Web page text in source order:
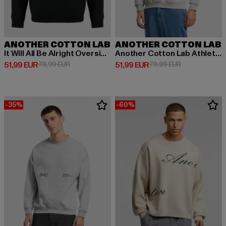
ANOTHER COTTON LAB
It Will All Be Alright Oversized
51,99 EUR
Prix courant: 51,99 EUR
79,99 EURPrix en promotion: 79,99 EUR
ANOTHER COTTON LAB
Another Cotton Lab Athletics Oversized Sweatshirt
51,99 EUR
Prix courant: 51,99 EUR
79,99 EURPrix en
-35% -60%